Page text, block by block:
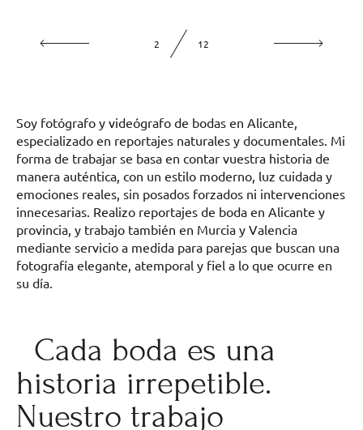
2 12
Soy fotógrafo y videógrafo de bodas en Alicante,
especializado en reportajes naturales y documentales. Mi
forma de trabajar se basa en contar vuestra historia de
manera auténtica, con un estilo moderno, luz cuidada y
emociones reales, sin posados forzados ni intervenciones
innecesarias. Realizo reportajes de boda en Alicante y
provincia, y trabajo también en Murcia y Valencia
mediante servicio a medida para parejas que buscan una
fotografía elegante, atemporal y fiel a lo que ocurre en
su día.
Cada boda es una
historia irrepetible.
Nuestro trabajo